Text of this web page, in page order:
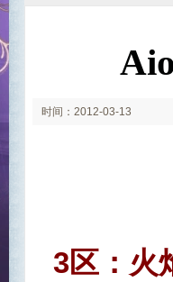
时间：2012-03-13
3区：火